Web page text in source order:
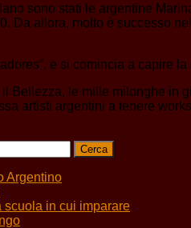
sono stati le argentine
Da allora, molto è successo
e si comincia a capire
il Bellezza, le mille milonghe
artisti argentini a tenere
Argentino
scuola in cui imparare